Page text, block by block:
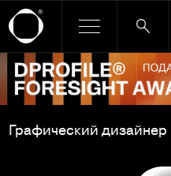
Ссылка баннера
Графический дизайнер